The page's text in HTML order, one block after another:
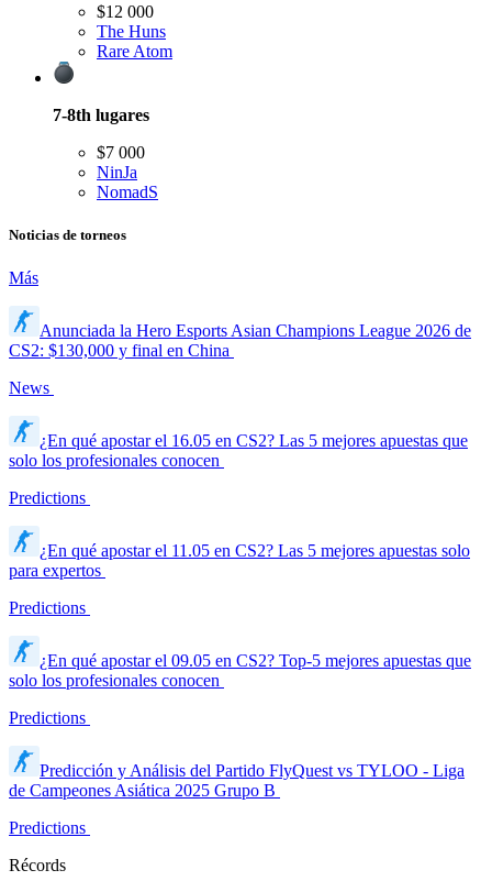
$12 000
The Huns
Rare Atom
7-8th lugares
$7 000
NinJa
NomadS
Noticias de torneos
Más
Anunciada la Hero Esports Asian Champions League 2026 de
CS2: $130,000 y final en China
News
¿En qué apostar el 16.05 en CS2? Las 5 mejores apuestas que
solo los profesionales conocen
Predictions
¿En qué apostar el 11.05 en CS2? Las 5 mejores apuestas solo
para expertos
Predictions
¿En qué apostar el 09.05 en CS2? Top-5 mejores apuestas que
solo los profesionales conocen
Predictions
Predicción y Análisis del Partido FlyQuest vs TYLOO - Liga
de Campeones Asiática 2025 Grupo B
Predictions
Récords